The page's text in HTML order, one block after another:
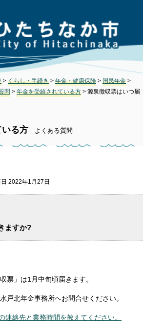
> くらし・手続き > 年金・健康保険 > 国民年金 >
問 > 年金を受給されている方 > 源泉徴収票はいつ届
る方 よくある質問
2022年1月27日
ますか?
票」は1月中旬頃届きます。
戸北年金事務所へお問合せください。
連絡先と業務時間を教えてください。